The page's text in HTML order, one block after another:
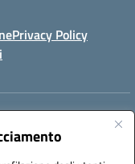
Privacy Policy